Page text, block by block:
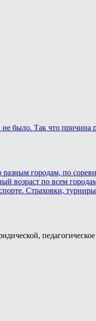
было. Так что причина
городам, по
возраст по всем
Страховки,